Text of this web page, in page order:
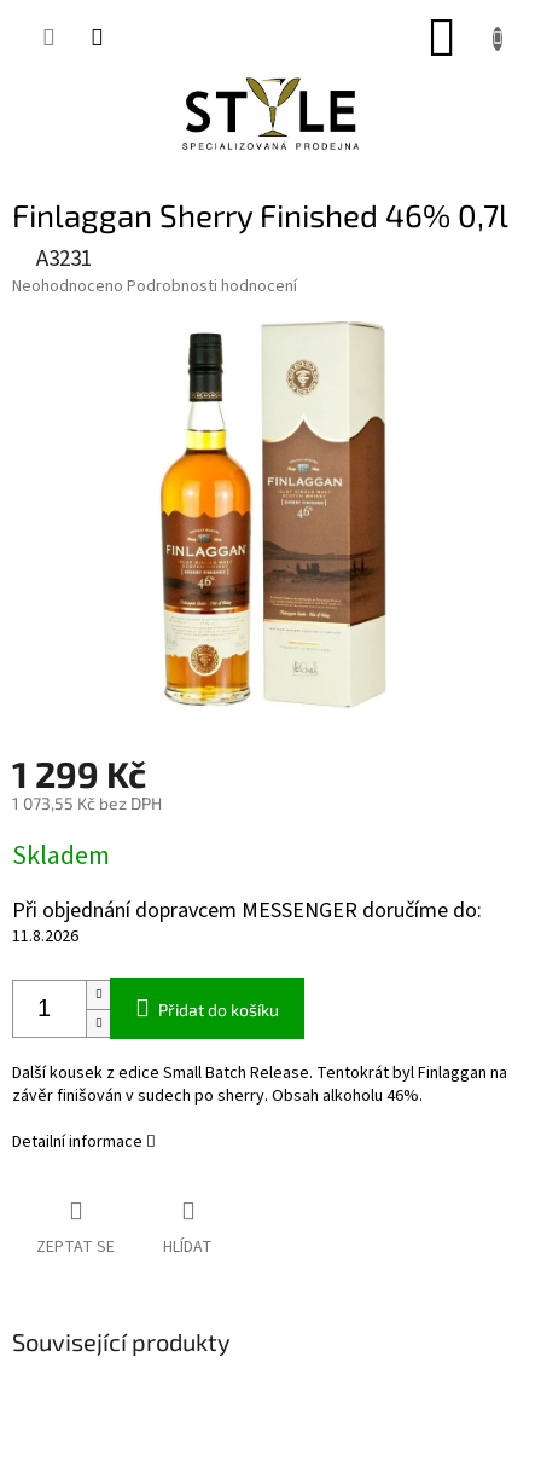
Finlaggan Sherry Finished 46% 0,7l
A3231
Průměrné
Neohodnoceno Podrobnosti hodnocení
1 299 Kč
1 073,55 Kč bez DPH
cena:
Skladem
Při objednání dopravcem MESSENGER doručíme do:
11.8.2026
Přidat do košíku
Další kousek z edice Small Batch Release. Tentokrát byl Finlaggan na
závěr finišován v sudech po sherry. Obsah alkoholu 46%.
Detailní informace
ZEPTAT SE HLÍDAT
Související produkty